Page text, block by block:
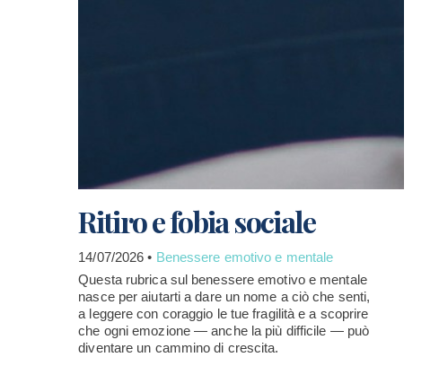
Ritiro e fobia sociale
14/07/2026 • Benessere emotivo e mentale
Questa rubrica sul benessere emotivo e mentale
nasce per aiutarti a dare un nome a ciò che senti,
a leggere con coraggio le tue fragilità e a scoprire
che ogni emozione — anche la più difficile — può
diventare un cammino di crescita.